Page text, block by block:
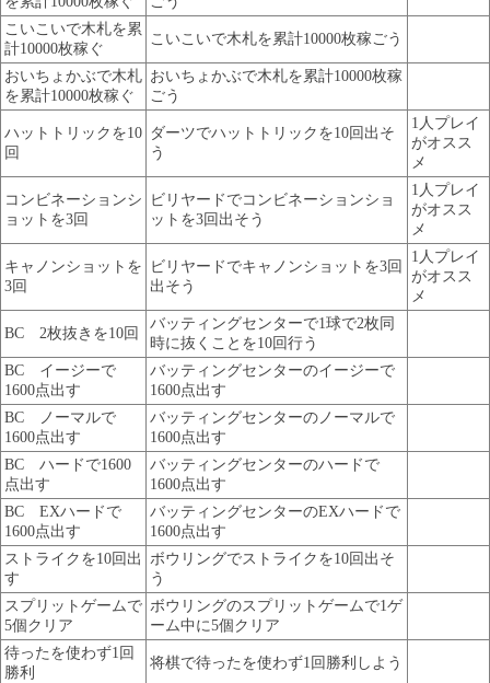
こいこいで木札を累
計10000枚稼ぐ
こいこいで木札を累計10000枚稼ごう
おいちょかぶで木札
を累計10000枚稼ぐ
おいちょかぶで木札を累計10000枚稼
ごう
ハットトリックを10
回
ダーツでハットトリックを10回出そ
う
1人プレイ
がオスス
メ
コンビネーションシ
ョットを3回
ビリヤードでコンビネーションショ
ットを3回出そう
1人プレイ
がオスス
メ
キャノンショットを
3回
ビリヤードでキャノンショットを3回
出そう
1人プレイ
がオスス
メ
BC 2枚抜きを10回
バッティングセンターで1球で2枚同
時に抜くことを10回行う
BC イージーで
1600点出す
バッティングセンターのイージーで
1600点出す
BC ノーマルで
1600点出す
バッティングセンターのノーマルで
1600点出す
BC ハードで1600
点出す
バッティングセンターのハードで
1600点出す
BC EXハードで
1600点出す
バッティングセンターのEXハードで
1600点出す
ストライクを10回出
す
ボウリングでストライクを10回出そ
う
スプリットゲームで
5個クリア
ボウリングのスプリットゲームで1ゲ
ーム中に5個クリア
待ったを使わず1回
勝利
将棋で待ったを使わず1回勝利しよう